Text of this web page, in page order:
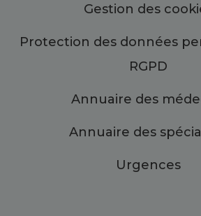
Gestion des
Protection des données
RGPD
Annuaire des
Annuaire des
Urgences